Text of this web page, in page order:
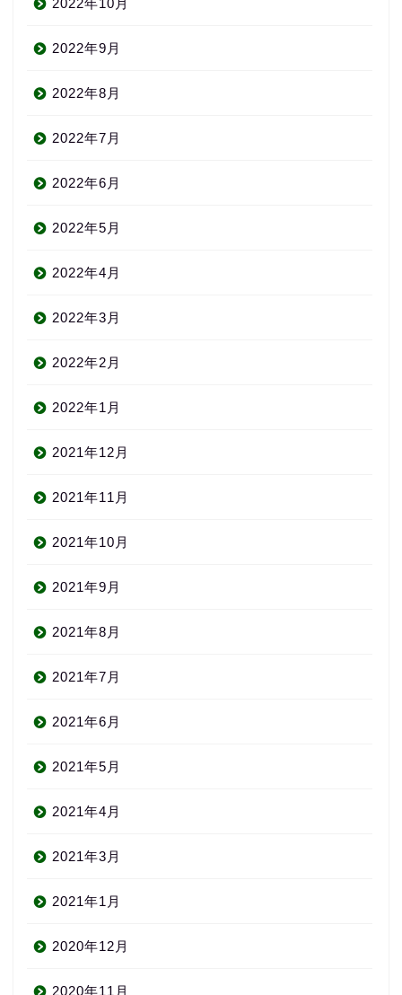
2022年10月
2022年9月
2022年8月
2022年7月
2022年6月
2022年5月
2022年4月
2022年3月
2022年2月
2022年1月
2021年12月
2021年11月
2021年10月
2021年9月
2021年8月
2021年7月
2021年6月
2021年5月
2021年4月
2021年3月
2021年1月
2020年12月
2020年11月